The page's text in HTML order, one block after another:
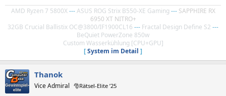
AMD Ryzen 7 5800X --- ASUS ROG Strix B550-XE Gaming --- SAPPHIRE RX
6950 XT NITRO+
32GB Crucial Ballistix OC@3800/IF1900CL16 --- Fractal Design Define S2 ---
BeQuiet PowerZone 850w
Custom Wasserkühlung [CPU+GPU]
[System im Detail ]
Thanok
Vice Admiral 🎅Rätsel-Elite ’25